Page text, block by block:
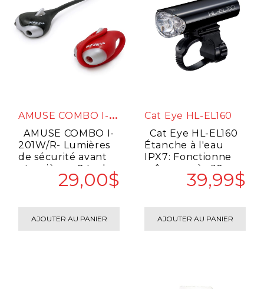
A
MUSE COMBO I-201W/R-
AMUSE COMBO I-
201W/R- Lumières
de sécurité avant
et arrière. - 2 Leds
dans chaque29,00$
AJOUTER AU PANIER
Cat Eye HL-EL160
Cat Eye HL-EL160
Étanche à l'eau
IPX7: Fonctionne
même après 30
d'immersion à ..
39,99$
AJOUTER AU PANIER